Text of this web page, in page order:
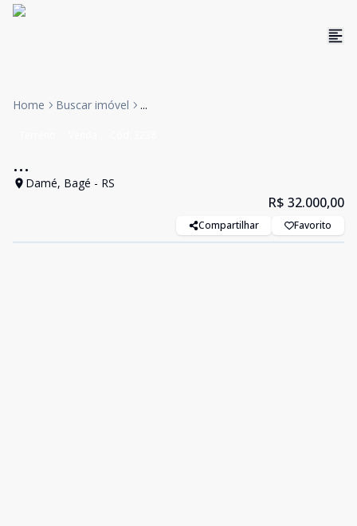
Home Buscar imóvel ...
...
Damé, Bagé - RS
R$ 32.000,00
Compartilhar Favorito